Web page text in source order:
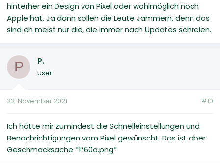
hinterher ein Design von Pixel oder wohlmöglich noch
Apple hat. Ja dann sollen die Leute Jammern, denn das
sind eh meist nur die, die immer nach Updates schreien.
P P.
User
22. November 2021 #10
Ich hätte mir zumindest die Schnelleinstellungen und
Benachrichtigungen vom Pixel gewünscht. Das ist aber
Geschmacksache *1f60a.png*